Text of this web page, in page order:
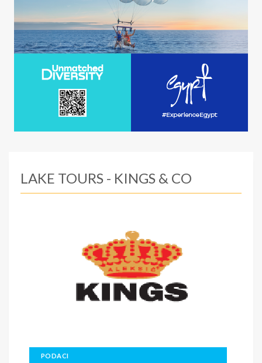
LAKE TOURS - KINGS & CO
PODACI